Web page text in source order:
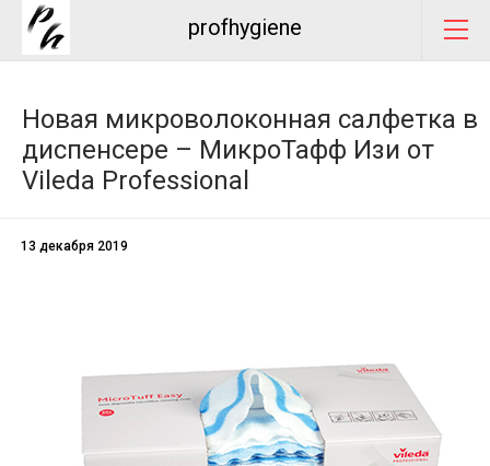
profhygiene
Новая микроволоконная салфетка в
диспенсере – МикроТафф Изи от
Vileda Professional
13 декабря 2019